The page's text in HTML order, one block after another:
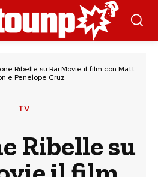
Ribelle su Rai Movie il film con Matt
e Penelope Cruz
TV
Ribelle su